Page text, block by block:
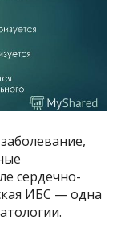
сердечно-
ИБС — одна